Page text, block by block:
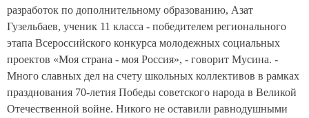
разработок по дополнительному образованию, Азат
Гузельбаев, ученик 11 класса - победителем регионального
этапа Всероссийского конкурса молодежных социальных
проектов «Моя страна - моя Россия», - говорит Мусина. -
Много славных дел на счету школьных коллективов в рамках
празднования 70-летия Победы советского народа в Великой
Отечественной войне. Никого не оставили равнодушными